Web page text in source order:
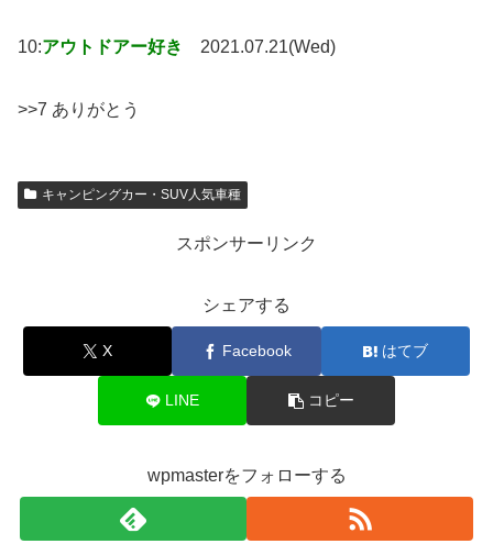
10:アウトドアー好き 2021.07.21(Wed)
>>7 ありがとう
キャンピングカー・SUV人気車種
スポンサーリンク
シェアする
X Facebook はてブ
LINE コピー
wpmasterをフォローする